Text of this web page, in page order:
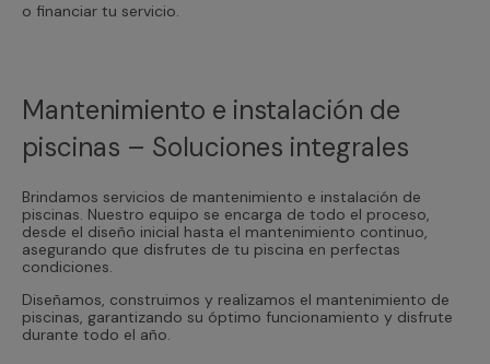
o financiar tu servicio.
Mantenimiento e instalación de
piscinas – Soluciones integrales
Brindamos servicios de mantenimiento e instalación de
piscinas. Nuestro equipo se encarga de todo el proceso,
desde el diseño inicial hasta el mantenimiento continuo,
asegurando que disfrutes de tu piscina en perfectas
condiciones.
Diseñamos, construimos y realizamos el mantenimiento de
piscinas, garantizando su óptimo funcionamiento y disfrute
durante todo el año.